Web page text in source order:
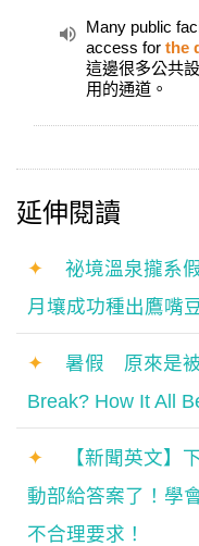
Many public
access for the
這邊很多公共
用的通道。
延伸閱讀
✦
祕境溫泉攏系
月壤成功種出鷹嘴
✦
暑假 原來是
Break? How It All
✦
【新聞英文】
動部給答案了！學
不合理要求！